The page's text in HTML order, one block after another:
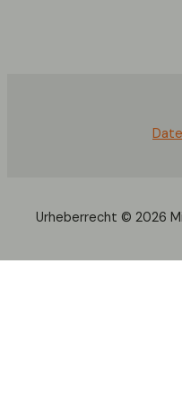
Urheberrecht © 2026